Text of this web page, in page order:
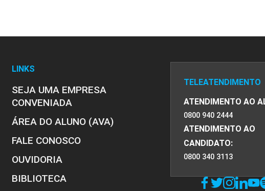
LINKS
SEJA UMA EMPRESA
CONVENIADA
ÁREA DO ALUNO (AVA)
FALE CONOSCO
OUVIDORIA
BIBLIOTECA
TELEATENDIMENTO
ATENDIMENTO AO
0800 940 2444
ATENDIMENTO AO
CANDIDATO:
0800 340 3113